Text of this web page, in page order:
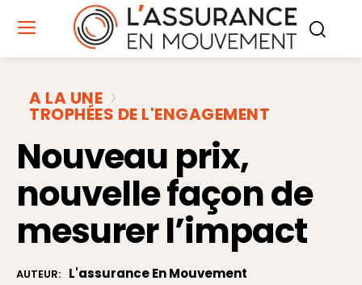
A LA UNE
TROPHÉES DE L'ENGAGEMENT
Nouveau prix,
nouvelle façon de
mesurer l’impact
AUTEUR: L'assurance En Mouvement